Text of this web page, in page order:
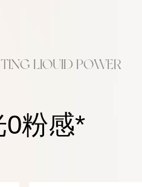
LIOUID POWER
粉感*